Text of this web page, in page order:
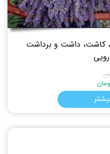
كاشت، داشت و برداشت